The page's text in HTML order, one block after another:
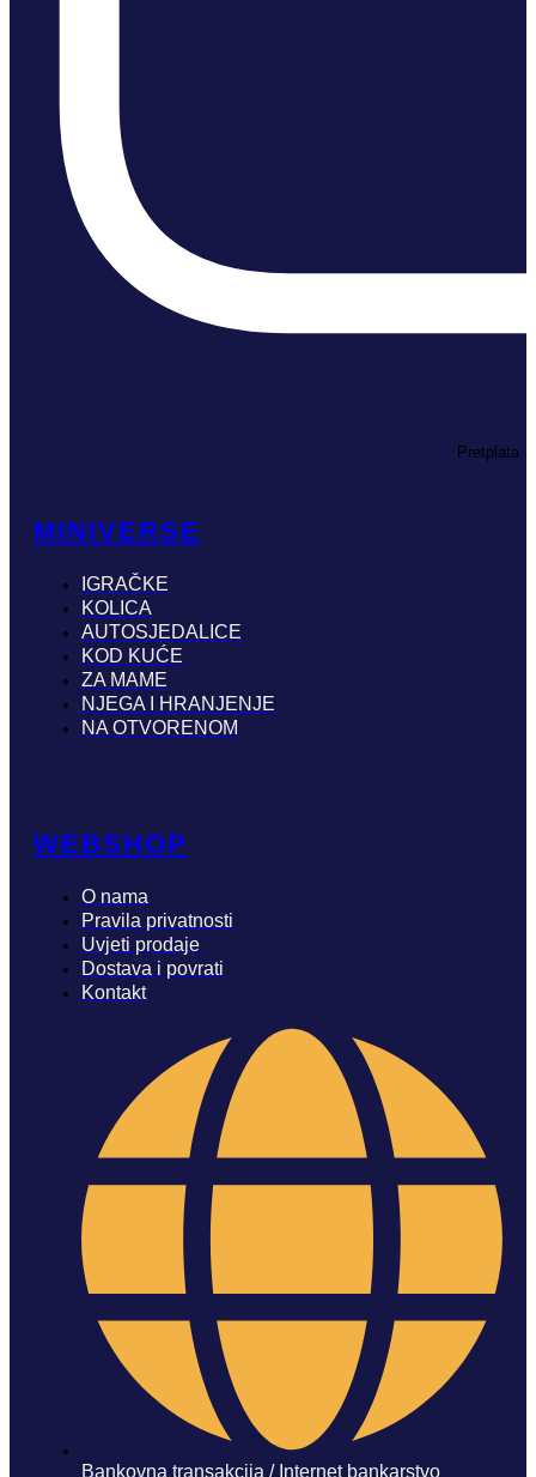
Pretplata
MINIVERSE
IGRAČKE
KOLICA
AUTOSJEDALICE
KOD KUĆE
ZA MAME
NJEGA I HRANJENJE
NA OTVORENOM
WEBSHOP
O nama
Pravila privatnosti
Uvjeti prodaje
Dostava i povrati
Kontakt
Bankovna transakcija / Internet bankarstvo